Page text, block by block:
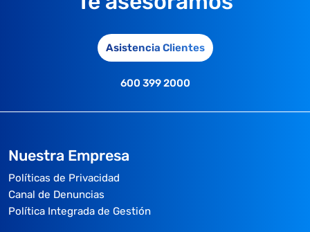
Asistencia Clientes
600 399 2000
Nuestra Empresa
Políticas de Privacidad
Canal de Denuncias
Política Integrada de Gestión